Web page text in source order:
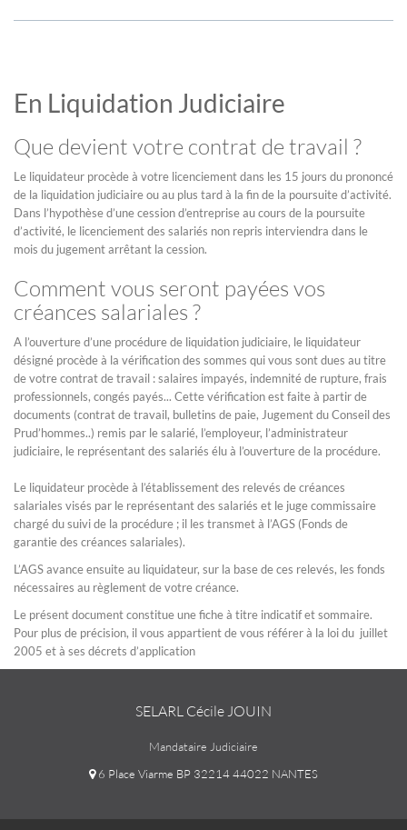
En Liquidation Judiciaire
Que devient votre contrat de travail ?
Le liquidateur procède à votre licenciement dans les 15 jours du prononcé
de la liquidation judiciaire ou au plus tard à la fin de la poursuite d’activité.
Dans l’hypothèse d’une cession d’entreprise au cours de la poursuite
d’activité, le licenciement des salariés non repris interviendra dans le
mois du jugement arrêtant la cession.
Comment vous seront payées vos
créances salariales ?
A l’ouverture d’une procédure de liquidation judiciaire, le liquidateur
désigné procède à la vérification des sommes qui vous sont dues au titre
de votre contrat de travail : salaires impayés, indemnité de rupture, frais
professionnels, congés payés... Cette vérification est faite à partir de
documents (contrat de travail, bulletins de paie, Jugement du Conseil des
Prud’hommes..) remis par le salarié, l’employeur, l’administrateur
judiciaire, le représentant des salariés élu à l’ouverture de la procédure.
Le liquidateur procède à l’établissement des relevés de créances
salariales visés par le représentant des salariés et le juge commissaire
chargé du suivi de la procédure ; il les transmet à l’AGS (Fonds de
garantie des créances salariales).
L’AGS avance ensuite au liquidateur, sur la base de ces relevés, les fonds
nécessaires au règlement de votre créance.
Le présent document constitue une fiche à titre indicatif et sommaire.
Pour plus de précision, il vous appartient de vous référer à la loi du juillet
2005 et à ses décrets d’application
SELARL Cécile JOUIN
Mandataire Judiciaire
6 Place Viarme BP 32214 44022 NANTES